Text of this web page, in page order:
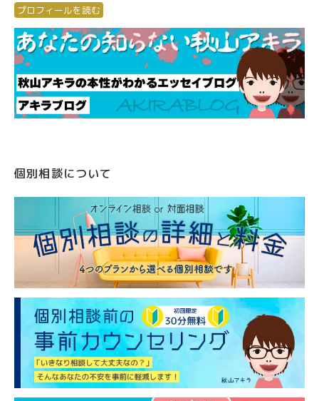
プロフィールを読む
個別相談について